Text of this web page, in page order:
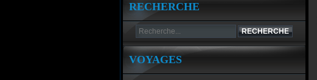
RECHERCHE
VOYAGES